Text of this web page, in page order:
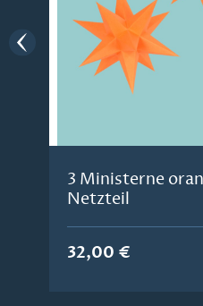
3 Ministerne
Netzteil
32,00 €